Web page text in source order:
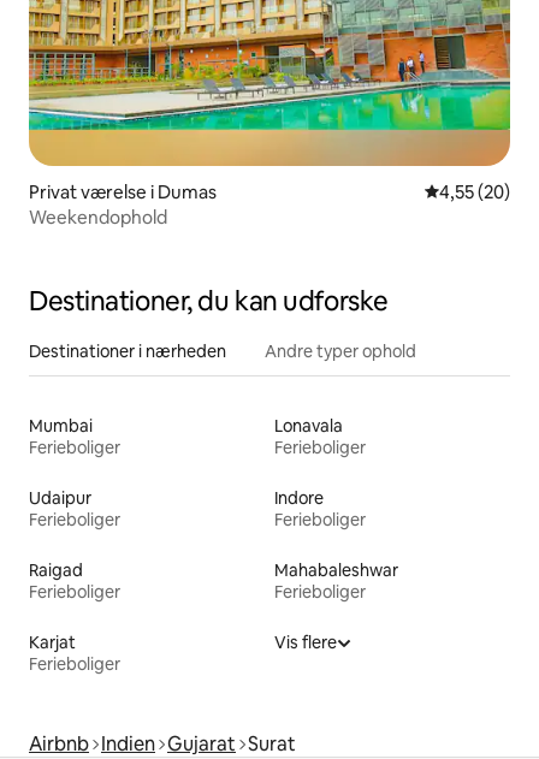
Privat værelse i Dumas 4,55 ud af 5 i
4,55 (20)
Weekendophold
Destinationer, du kan udforske
Destinationer i nærheden Andre typer ophold
Mumbai
Ferieboliger
Lonavala
Ferieboliger
Udaipur
Ferieboliger
Indore
Ferieboliger
Raigad
Ferieboliger
Mahabaleshwar
Ferieboliger
Karjat
Ferieboliger
Vis flere
Airbnb Indien Gujarat Surat